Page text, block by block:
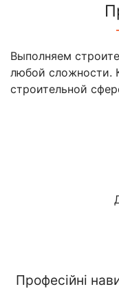
Выполняем
любой сложности.
строительной
Професійні